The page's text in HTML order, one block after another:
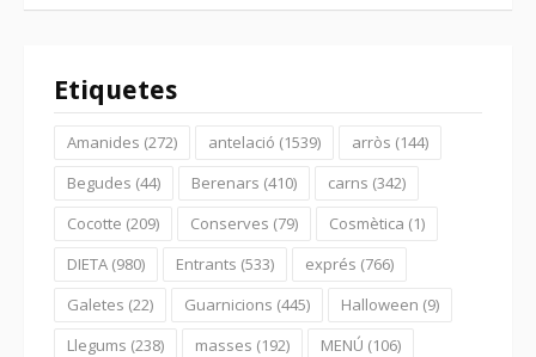
Etiquetes
Amanides (272) antelació (1539) arròs (144)
Begudes (44) Berenars (410) carns (342)
Cocotte (209) Conserves (79) Cosmètica (1)
DIETA (980) Entrants (533) exprés (766)
Galetes (22) Guarnicions (445) Halloween (9)
Llegums (238) masses (192) MENÚ (106)